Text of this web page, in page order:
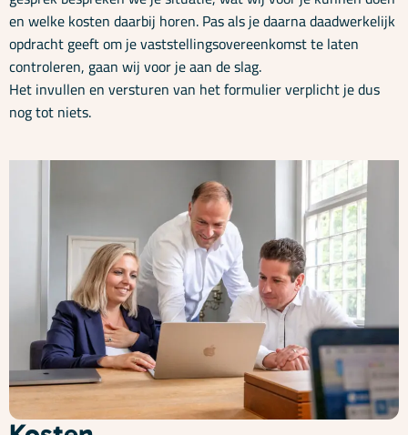
en welke kosten daarbij horen. Pas als je daarna daadwerkelijk
opdracht geeft om je vaststellingsovereenkomst te laten
controleren, gaan wij voor je aan de slag.
Het invullen en versturen van het formulier verplicht je dus
nog tot niets.